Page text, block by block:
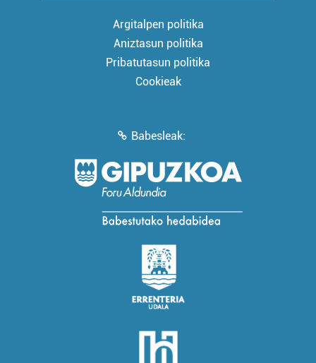
Argitalpen politika
Aniztasun politika
Pribatutasun politika
Cookieak
Babesleak: